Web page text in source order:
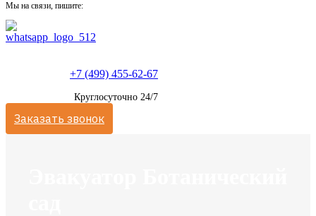
Мы на связи, пишите:
+7 (499) 455-62-67
Круглосуточно 24/7
Заказать звонок